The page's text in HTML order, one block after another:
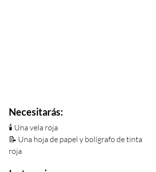
Necesitarás:
🕯 Una vela roja
📝 Una hoja de papel y bolígrafo de tinta
roja